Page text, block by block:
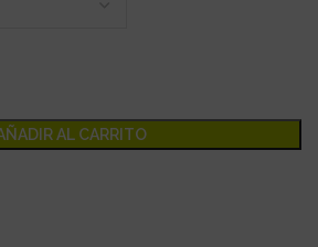
AL CARRITO